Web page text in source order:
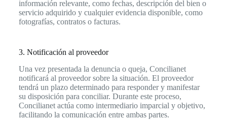
información relevante, como fechas, descripción del bien o
servicio adquirido y cualquier evidencia disponible, como
fotografías, contratos o facturas.
3. Notificación al proveedor
Una vez presentada la denuncia o queja, Concilianet
notificará al proveedor sobre la situación. El proveedor
tendrá un plazo determinado para responder y manifestar
su disposición para conciliar. Durante este proceso,
Concilianet actúa como intermediario imparcial y objetivo,
facilitando la comunicación entre ambas partes.